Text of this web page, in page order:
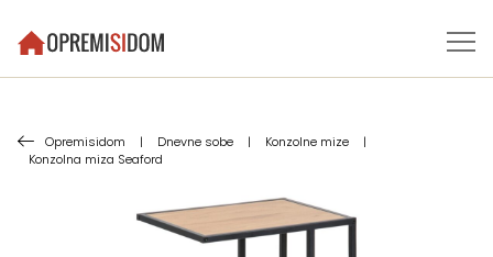
Opremisidom | Dnevne sobe | Konzolne mize
|
Konzolna miza Seaford